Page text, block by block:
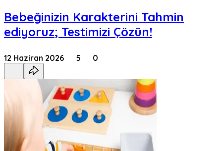
Bebeğinizin Karakterini Tahmin
ediyoruz; Testimizi Çözün!
12 Haziran 2026 5 0